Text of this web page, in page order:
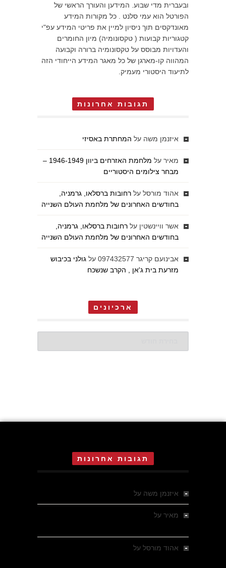
ובעברית מדי שבוע. המידען והעורך הראשי של
הפורטל הוא עמי סלנט . כל מקורות המידע
מאונדקסים תוך ניסיון למיין את פריטי המידע עפ"י
קטגוריות קבועות ( טקסונומיה) מיון החומרים
והעדויות מבוסס על טקסונומיה ברורה וקבועה
המהווה קו-מארגן של כל מאגר המידע הייחודי הזה
לתיעוד היסטורי מעמיק.
תגובות אחרונות
איזנמן משה על המחתרת באסיזי
מאיר על
מלחמת האזרחים ביוון 1946-1949 –
מבחר צילומים היסטוריים
אהוד מורסל על רחובות ברסלאו, גרמניה,
בחודשים האחרונים של מלחמת העולם השנייה
אשר וויינשטין על רחובות ברסלאו, גרמניה,
בחודשים האחרונים של מלחמת העולם השנייה
אבינועם קריגר 097432577 על גולני בכיבוש
מזרעת בית ג'אן , הקרב שנשכח
ארכיונים
תגובות אחרונות
איזנמן משה על
מאיר על
אהוד מורסל על